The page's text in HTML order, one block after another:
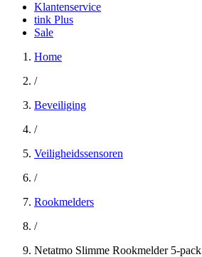
Klantenservice
tink Plus
Sale
Home
/
Beveiliging
/
Veiligheidssensoren
/
Rookmelders
/
Netatmo Slimme Rookmelder 5-pack